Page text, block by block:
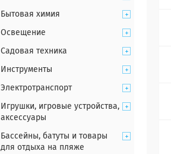
Бытовая химия
Освещение
Садовая техника
Инструменты
Электротранспорт
Игрушки, игровые устройства,
аксессуары
Бассейны, батуты и товары
для отдыха на пляже